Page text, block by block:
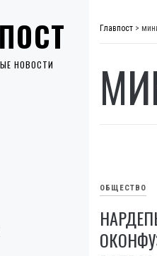
НОВОСТИ
Главпост >
ОБЩЕСТВО